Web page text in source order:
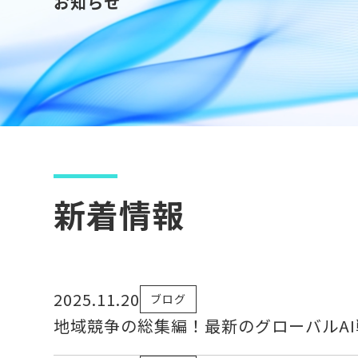
新着情報
2025.11.20 ブログ
地域競争の総集編！最新のグローバル